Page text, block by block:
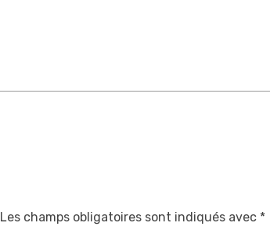
Les champs obligatoires sont indiqués avec *